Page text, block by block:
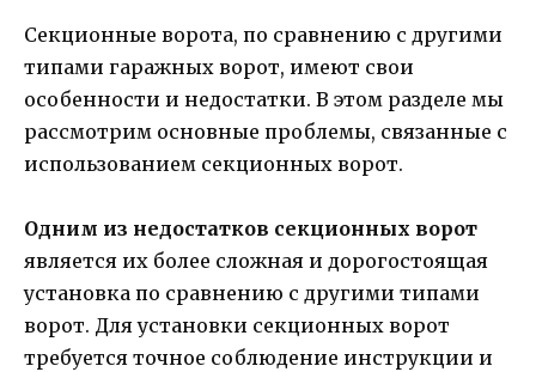
Секционные ворота, по сравнению с другими
типами гаражных ворот, имеют свои
особенности и недостатки. В этом разделе мы
рассмотрим основные проблемы, связанные с
использованием секционных ворот.
Одним из недостатков секционных ворот
является их более сложная и дорогостоящая
установка по сравнению с другими типами
ворот. Для установки секционных ворот
требуется точное соблюдение инструкции и